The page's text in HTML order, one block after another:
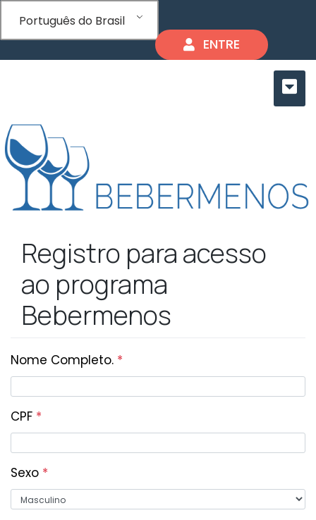
Português do Brasil
ENTRE
Registro para acesso
ao programa
Bebermenos
Nome Completo. *
CPF *
Sexo *